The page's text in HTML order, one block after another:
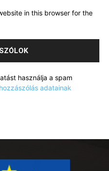
in this browser for the
használja a spam
adatainak